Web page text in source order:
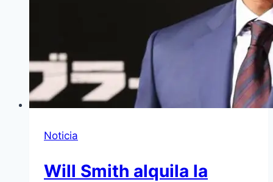
Noticia
Will Smith alquila la